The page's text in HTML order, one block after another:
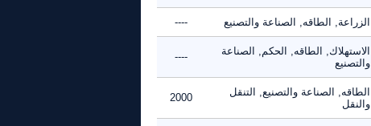
الزراعة, الطاقه, الصناعة والتصنيع ----
الاستهلاك, الطاقه, الحكم, الصناعة
والتصنيع
----
الطاقه, الصناعة والتصنيع, التنقل
والنقل
2000